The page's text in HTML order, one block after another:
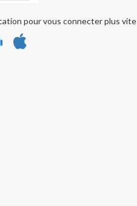
pour vous connecter plus vite